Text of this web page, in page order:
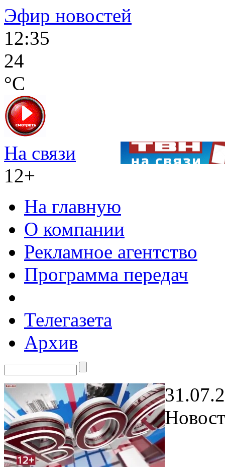
Эфир новостей
12:35
24
°C
На связи
12+
На главную
О компании
Рекламное агентство
Программа передач
Телегазета
Архив